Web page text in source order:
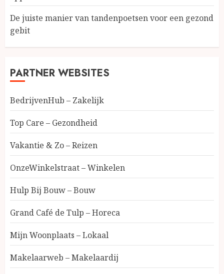
De juiste manier van tandenpoetsen voor een gezond
gebit
PARTNER WEBSITES
BedrijvenHub – Zakelijk
Top Care – Gezondheid
Vakantie & Zo – Reizen
OnzeWinkelstraat – Winkelen
Hulp Bij Bouw – Bouw
Grand Café de Tulp – Horeca
Mijn Woonplaats – Lokaal
Makelaarweb – Makelaardij